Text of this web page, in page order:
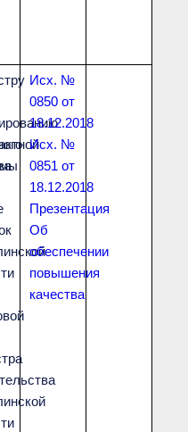
Исх. №
0850 от
18.12.2018
Исх. №
0851 от
18.12.2018
Презентация
Об
обеспечении
повышения
качества